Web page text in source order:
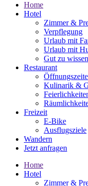
Home
Hotel
Zimmer &
Verpflegung
Urlaub mit
Urlaub mit
Gut zu wissen
Restaurant
Kulinarik &
Freizeit
E-Bike
Ausflugsziele
Wandern
Jetzt anfragen
Home
Hotel
Zimmer &